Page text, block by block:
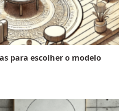
para escolher o modelo